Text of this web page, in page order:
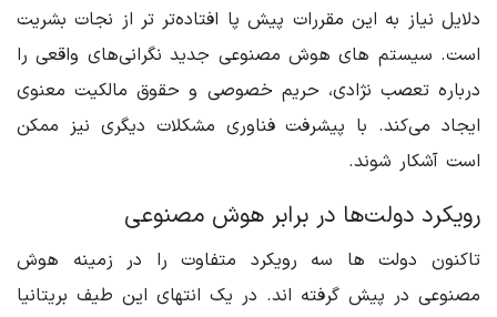
دلایل نیاز به این مقررات پیش پا افتاده‌تر تر از نجات بشریت
است. سیستم های هوش مصنوعی جدید نگرانی‌های واقعی را
درباره تعصب نژادی، حریم خصوصی و حقوق مالکیت معنوی
ایجاد می‌کند. با پیشرفت فناوری مشکلات دیگری نیز ممکن
است آشکار شوند.
رویکرد دولت‌ها در برابر هوش مصنوعی
تاکنون دولت ها سه رویکرد متفاوت را در زمینه هوش
مصنوعی در پیش گرفته اند. در یک انتهای این طیف بریتانیا